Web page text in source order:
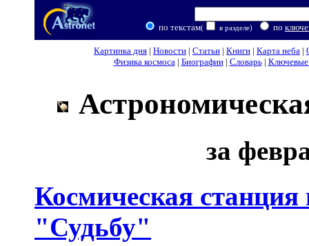
по текстам( в разделе) по
Картинка дня | Новости | Статьи | Книги | Карта неба |
Физика космоса| Биографии| Словарь| Ключевые
за
Космическая станция
"Судьбу"